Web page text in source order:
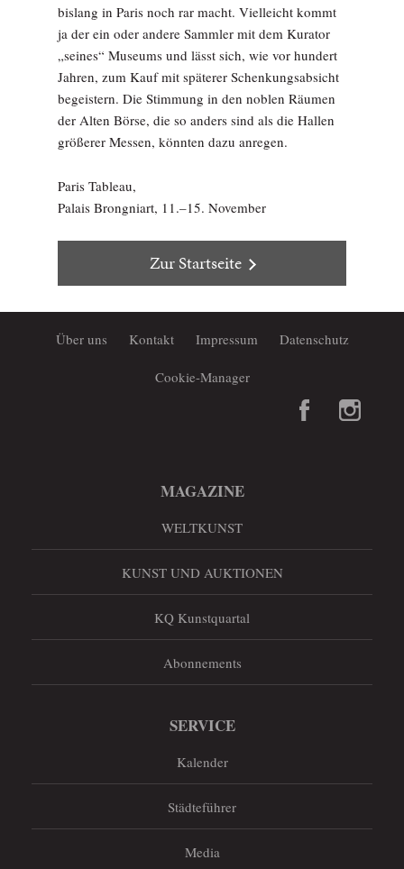
bislang in Paris noch rar macht. Vielleicht kommt
ja der ein oder andere Sammler mit dem Kurator
„seines“ Museums und lässt sich, wie vor hundert
Jahren, zum Kauf mit späterer Schenkungsabsicht
begeistern. Die Stimmung in den noblen Räumen
der Alten Börse, die so anders sind als die Hallen
größerer Messen, könnten dazu anregen.
Paris Tableau,
Palais Brongniart, 11.–15. November
Zur Startseite
Über uns Kontakt Impressum Datenschutz
Cookie-Manager
MAGAZINE
WELTKUNST
KUNST UND AUKTIONEN
KQ Kunstquartal
Abonnements
SERVICE
Kalender
Städteführer
Media